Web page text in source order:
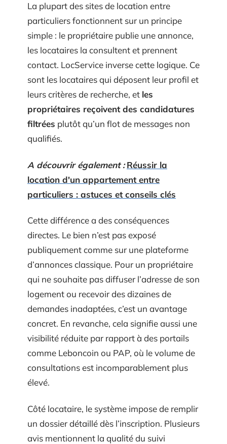
La plupart des sites de location entre
particuliers fonctionnent sur un principe
simple : le propriétaire publie une annonce,
les locataires la consultent et prennent
contact. LocService inverse cette logique. Ce
sont les locataires qui déposent leur profil et
leurs critères de recherche, et les
propriétaires reçoivent des candidatures
filtrées plutôt qu’un flot de messages non
qualifiés.
A découvrir également : Réussir la
location d'un appartement entre
particuliers : astuces et conseils clés
Cette différence a des conséquences
directes. Le bien n’est pas exposé
publiquement comme sur une plateforme
d’annonces classique. Pour un propriétaire
qui ne souhaite pas diffuser l’adresse de son
logement ou recevoir des dizaines de
demandes inadaptées, c’est un avantage
concret. En revanche, cela signifie aussi une
visibilité réduite par rapport à des portails
comme Leboncoin ou PAP, où le volume de
consultations est incomparablement plus
élevé.
Côté locataire, le système impose de remplir
un dossier détaillé dès l’inscription. Plusieurs
avis mentionnent la qualité du suivi